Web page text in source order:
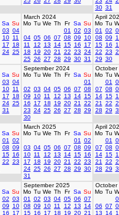
30 31
Sa Su
03 04
10 11
17
18
24 25
March 2024
Mo Tu We Th Fr Sa Su
01
02 03
04 05 06 07 08 09
10
11
12 13 14 15 16
17
18
19 20 21 22 23 24
25 26 27 28 29 30 31
April
Mo Tu
01
02
08 09
15 16
22 23
29 30
Sa Su
03 04
10 11
17
18
24 25
31
September 2024
Mo Tu We Th Fr Sa Su
01
02 03 04 05 06 07 08
09
10 11 12 13 14 15
16
17 18 19 20 21
22
23 24 25 26 27 28 29
30
October
Mo Tu
01
07 08
14 15
21
22
28 29
Sa Su
01
02
08 09
15 16
22 23
March 2025
Mo Tu We Th Fr Sa Su
01
02
03 04 05 06 07 08 09
10 11 12 13 14 15 16
17
18 19 20 21 22 23
24 25 26 27 28 29 30
31
April
Mo Tu
01
07 08
14 15
21
22
28 29
Sa Su
02 03
09
10
16 17
September 2025
Mo Tu We Th Fr Sa Su
01
02 03 04 05 06 07
08 09 10 11 12 13
14
15 16 17 18 19 20 21
October
Mo Tu
06 07
13
14